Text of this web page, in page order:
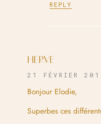
REPLY
HERVE
21 FÉVRIER
Bonjour Elodie,
Superbes ces